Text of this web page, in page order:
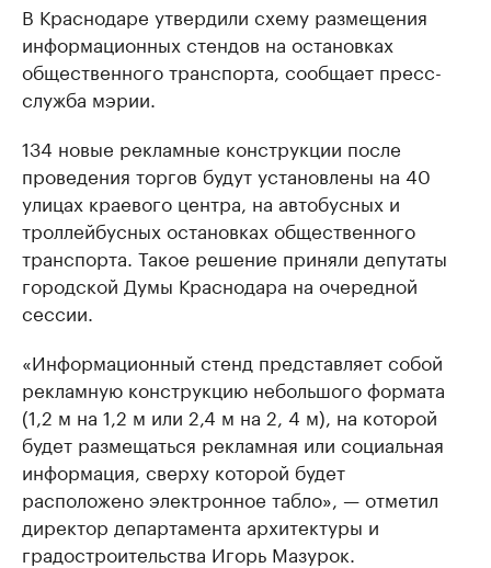
В Краснодаре утвердили схему размещения
информационных стендов на остановках
общественного транспорта, сообщает пресс-
служба мэрии.
134 новые рекламные конструкции после
проведения торгов будут установлены на 40
улицах краевого центра, на автобусных и
троллейбусных остановках общественного
транспорта. Такое решение приняли депутаты
городской Думы Краснодара на очередной
сессии.
«Информационный стенд представляет собой
рекламную конструкцию небольшого формата
(1,2 м на 1,2 м или 2,4 м на 2, 4 м), на которой
будет размещаться рекламная или социальная
информация, сверху которой будет
расположено электронное табло», — отметил
директор департамента архитектуры и
градостроительства Игорь Мазурок.